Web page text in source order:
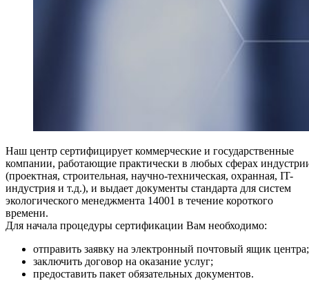
Наш центр сертифицирует коммерческие и государственные
компании, работающие практически в любых сферах
(проектная, строительная, научно-техническая, охранная, IT-
индустрия и т.д.), и выдает документы стандарта для систем
экологического менеджмента 14001 в течение короткого
времени.
Для начала процедуры сертификации Вам необходимо:
отправить заявку на электронный почтовый ящик центра;
заключить договор на оказание услуг;
предоставить пакет обязательных документов.